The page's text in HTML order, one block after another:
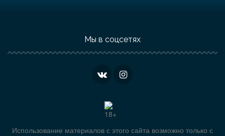
Мы в соцсетях
Использование материалов с этого сайта возможно только с